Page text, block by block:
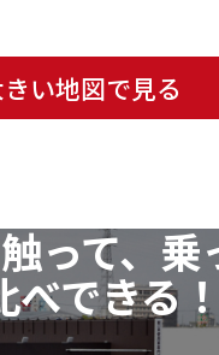
い地図で見る
って、乗
べできる！